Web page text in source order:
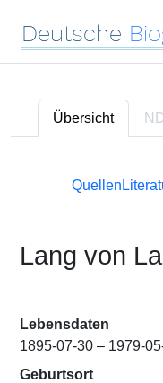
Deutsche
Übersicht
Quellen
Lang von
Lebensdaten
1895-07-30 – 1979-
Geburtsort